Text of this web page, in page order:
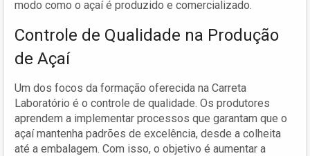
modo como o açaí é produzido e comercializado.
Controle de Qualidade na Produção
de Açaí
Um dos focos da formação oferecida na Carreta
Laboratório é o controle de qualidade. Os produtores
aprendem a implementar processos que garantam que o
açaí mantenha padrões de excelência, desde a colheita
até a embalagem. Com isso, o objetivo é aumentar a